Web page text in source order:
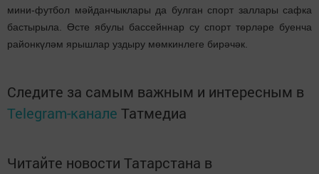
мини-футбол мәйданчыклары да булган спорт заллары сафка
бастырыла. Өсте ябулы бассейннар су спорт төрләре буенча
районкүләм ярышлар уздыру мөмкинлеге бирәчәк.
Следите за самым важным и интересным в
Telegram-канале Татмедиа
Читайте новости Татарстана в